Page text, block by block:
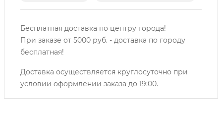
Бесплатная доставка по центру города!
При заказе от 5000 руб. - доставка по городу
бесплатная!
Доставка осуществляется круглосуточно при
условии оформлении заказа до 19:00.